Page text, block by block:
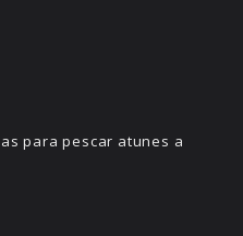
para pescar atunes a